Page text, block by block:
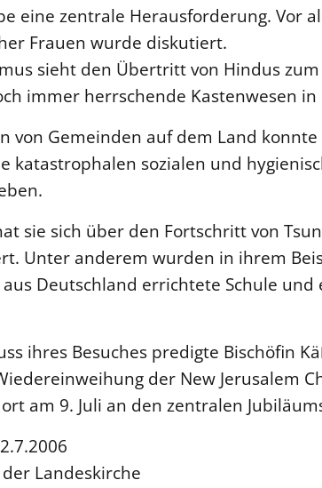
eine zentrale Herausforderung. Vor
Frauen wurde diskutiert.
sieht den Übertritt von Hindus
immer herrschende Kastenwesen
von Gemeinden auf dem Land
katastrophalen sozialen und
sie sich über den Fortschritt von
Unter anderem wurden in ihrem
Deutschland errichtete Schule und
ihres Besuches predigte Bischöfin
der New Jerusalem
am 9. Juli an den zentralen
Landeskirche